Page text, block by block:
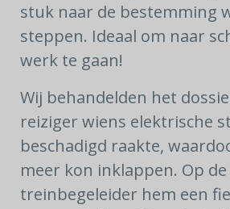
stuk naar de bestemming
steppen. Ideaal om naar
werk te gaan!
Wij behandelden het
reiziger wiens elektrische
beschadigd raakte,
meer kon inklappen. Op
treinbegeleider hem een